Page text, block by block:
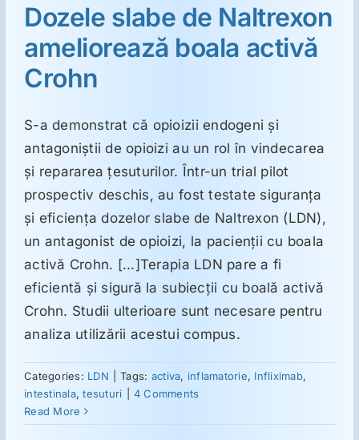
Psihiatrie
Neurologie
Intoleranţa la gluten
Suplimente
Reumatologie
Ginecologie
Dietă
Dozele slabe de Naltrexon
ameliorează boala activă
Crohn
S-a demonstrat că opioizii endogeni şi
antagoniştii de opioizi au un rol în vindecarea
şi repararea ţesuturilor. Într-un trial pilot
prospectiv deschis, au fost testate siguranţa
şi eficienţa dozelor slabe de Naltrexon (LDN),
un antagonist de opioizi, la pacienţii cu boala
activă Crohn. [...]Terapia LDN pare a fi
eficientă şi sigură la subiecţii cu boală activă
Crohn. Studii ulterioare sunt necesare pentru
analiza utilizării acestui compus.
Categories: LDN Tags: activa, inflamatorie, Infliximab,
intestinala,tesuturi
4 Comments
Read More